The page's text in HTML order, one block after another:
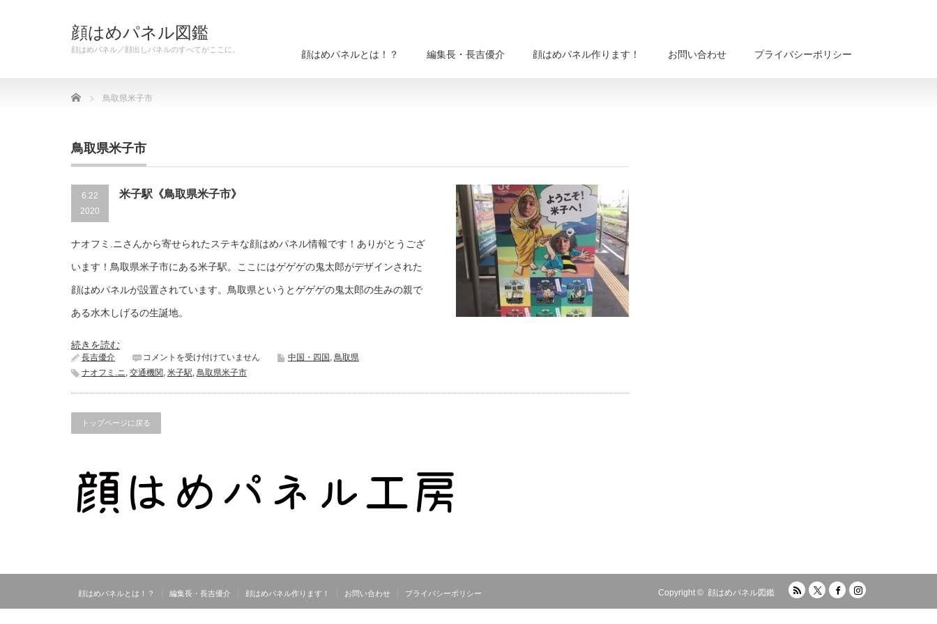
顔はめパネル図鑑
顔はめパネル／顔出しパネルのすべてがここに。 顔はめパネルとは！？ 編集長・長吉優介 顔はめパネル作ります！ お問い合わせ プライバシーポリシー
Home 鳥取県米子市
鳥取県米子市
6.22
2020
米子駅《鳥取県米子市》
ナオフミ.ニさんから寄せられたステキな顔はめパネル情報です！ありがとうござ
います！鳥取県米子市にある米子駅。ここにはゲゲゲの鬼太郎がデザインされた
顔はめパネルが設置されています。鳥取県というとゲゲゲの鬼太郎の生みの親で
ある水木しげるの生誕地。
続きを読む
長吉優介
米
子
《鳥
米
コメントを受け付けていません 中国・四国 , 鳥取県
ナオフミ.ニ, 交通機関, 米子駅, 鳥取県米子市
トップページに戻る
顔はめパネルとは！？ 編集長・長吉優介 顔はめパネル作ります！ お問い合わせ プライバシーポリシー
Instagram
Copyright © 顔はめパネル図鑑